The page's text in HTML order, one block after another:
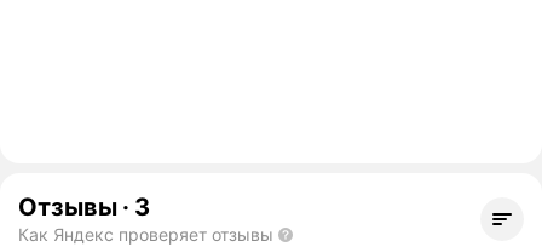
Отзывы · 3
Как Яндекс проверяет отзывы